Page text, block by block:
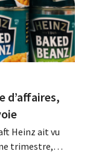
d’affaires,
Heinz ait vu
trimestre,